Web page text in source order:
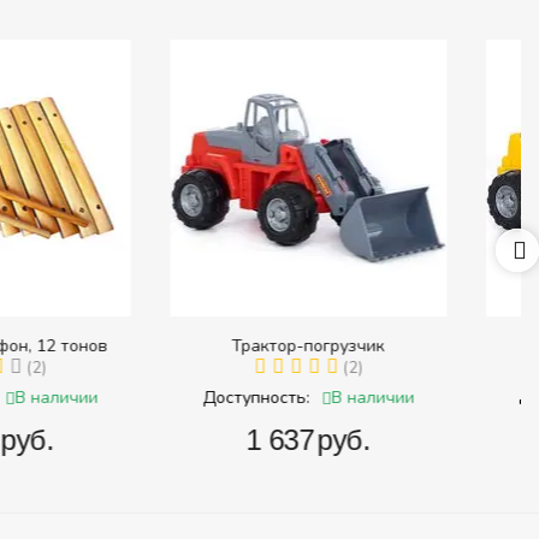
погрузчик
В наличии
637‍
Дорожный каток
Доступность: В наличии
‍1 784‍